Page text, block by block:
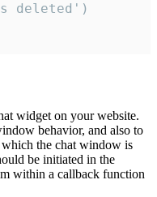
deleted')
widget on your website.
behavior, and also to
the chat window is
be initiated in the
within a callback function